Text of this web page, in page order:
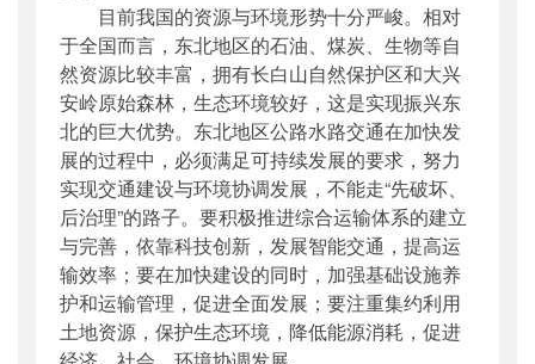
目前我国的资源与环境形势十分严峻。相对
于全国而言，东北地区的石油、煤炭、生物等自
然资源比较丰富，拥有长白山自然保护区和大兴
安岭原始森林，生态环境较好，这是实现振兴东
北的巨大优势。东北地区公路水路交通在加快发
展的过程中，必须满足可持续发展的要求，努力
实现交通建设与环境协调发展，不能走“先破坏、
后治理”的路子。要积极推进综合运输体系的建立
与完善，依靠科技创新，发展智能交通，提高运
输效率；要在加快建设的同时，加强基础设施养
护和运输管理，促进全面发展；要注重集约利用
土地资源，保护生态环境，降低能源消耗，促进